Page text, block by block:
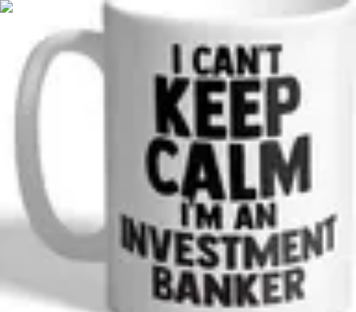
Optimise Mon Argent
Budget et Épargne
BudgetInvestissements Epargne et Budget
Optimise Mon Argent